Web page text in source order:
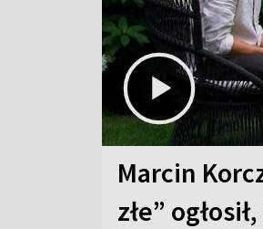
Marcin
złe”